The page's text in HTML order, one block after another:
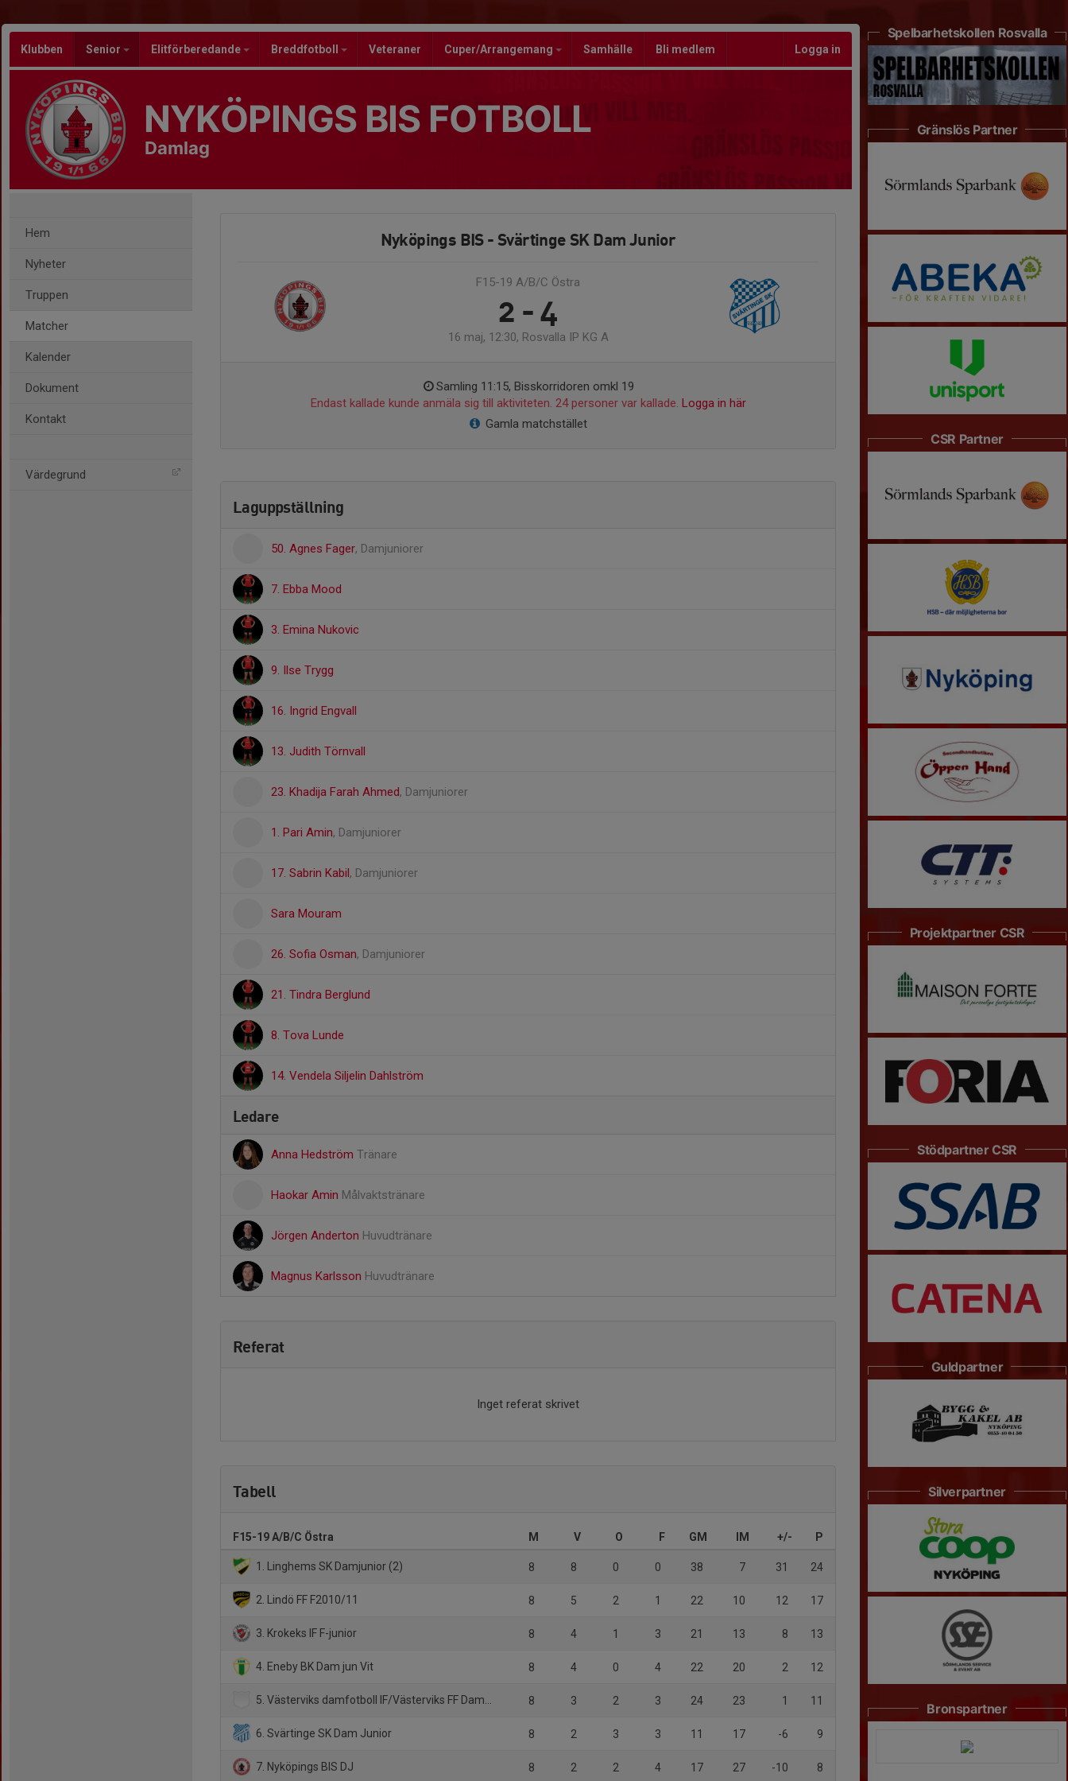
Klubben Senior Elitförberedande Breddfotboll Veteraner Cuper/Arrangemang Samhälle Bli medlem Logga in
NYKÖPINGS BIS FOTBOLL
Damlag
Hem
Nyheter
Truppen
Matcher
Kalender
Dokument
Kontakt
Värdegrund
Nyköpings BIS - Svärtinge SK Dam Junior
F15-19 A/B/C Östra
2 - 4
16 maj, 12:30, Rosvalla IP KG A
Samling 11:15, Bisskorridoren omkl 19
Endast kallade kunde anmäla sig till aktiviteten. 24 personer var kallade. Logga in här
Gamla matchstället
Laguppställning
50. Agnes Fager, Damjuniorer
7. Ebba Mood
3. Emina Nukovic
9. Ilse Trygg
16. Ingrid Engvall
13. Judith Törnvall
23. Khadija Farah Ahmed, Damjuniorer
1. Pari Amin, Damjuniorer
17. Sabrin Kabil, Damjuniorer
Sara Mouram
26. Sofia Osman, Damjuniorer
21. Tindra Berglund
8. Tova Lunde
14. Vendela Siljelin Dahlström
Ledare
Anna Hedström Tränare
Haokar Amin Målvaktstränare
Jörgen Anderton Huvudtränare
Magnus Karlsson Huvudtränare
Referat
Inget referat skrivet
Tabell
F15-19 A/B/C Östra M V O F GM IM +/- P
1. Linghems SK Damjunior (2) 8 8 0 0 38 7 31 24
2. Lindö FF F2010/11 8 5 2 1 22 10 12 17
3. Krokeks IF F-junior 8 4 1 3 21 13 8 13
4. Eneby BK Dam jun Vit 8 4 0 4 22 20 2 12
5. Västerviks damfotboll IF/Västerviks FF Dam U 8 3 2 3 24 23 1 11
6. Svärtinge SK Dam Junior 8 2 3 3 11 17 -6 9
7. Nyköpings BIS DJ 8 2 2 4 17 27 -10 8
Spelbarhetskollen Rosvalla
Gränslös Partner
CSR Partner
Projektpartner CSR
Stödpartner CSR
Guldpartner
Silverpartner
Bronspartner